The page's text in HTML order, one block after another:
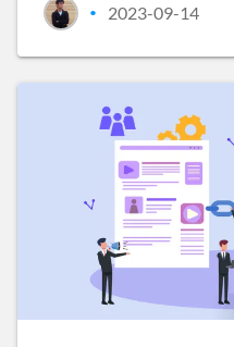
• 2023-09-14